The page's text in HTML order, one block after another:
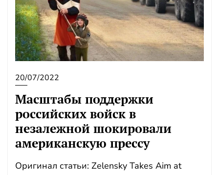
20/07/2022
Масштабы поддержки
российских войск в
незалежной шокировали
американскую прессу
Оригинал статьи: Zelensky Takes Aim at